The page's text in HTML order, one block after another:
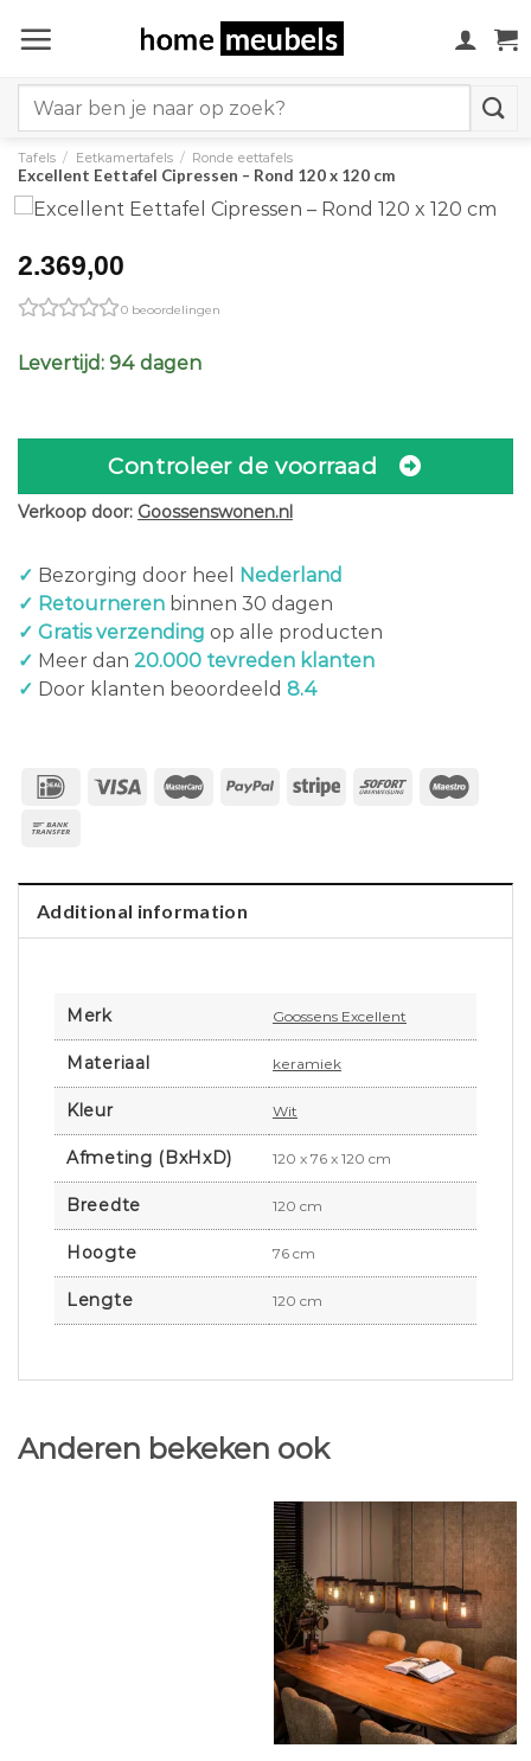
naar
for:
Tafels / Eetkamertafels / Ronde eettafels
Excellent Eettafel Cipressen – Rond 120 x 120 cm
2.369,00
0 beoordelingen
Levertijd: 94 dagen
Controleer de voorraad
Verkoop door: Goossenswonen.nl
✓ Bezorging door heel
Nederland
✓ Retourneren binnen 30 dagen
✓ Gratis verzending op alle producten
✓ Meer dan 20.000 tevreden klanten
✓ Door klanten beoordeeld 8.4
Additional information
Merk Goossens Excellent
Materiaal keramiek
Kleur Wit
Afmeting (BxHxD) 120 x 76 x 120 cm
Breedte 120 cm
Hoogte 76 cm
Lengte 120 cm
Anderen bekeken ook